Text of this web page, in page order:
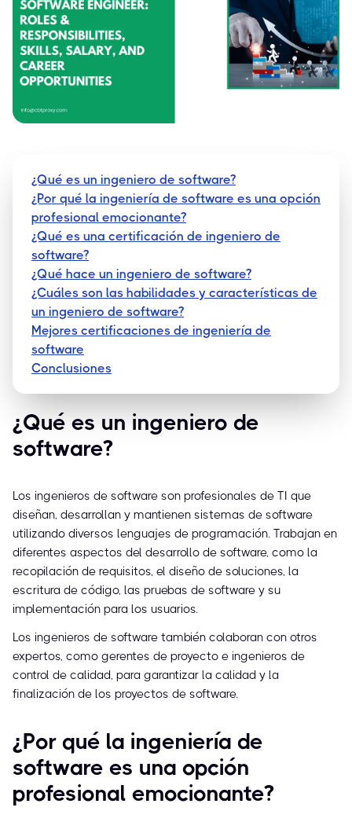
¿Qué es un ingeniero de software?
¿Por qué la ingeniería de software es una opción
profesional emocionante?
¿Qué es una certificación de ingeniero de
software?
¿Qué hace un ingeniero de software?
¿Cuáles son las habilidades y características de
un ingeniero de software?
Mejores certificaciones de ingeniería de
software
Conclusiones
¿Qué es un ingeniero de
software?
Los ingenieros de software son profesionales de TI que
diseñan, desarrollan y mantienen sistemas de software
utilizando diversos lenguajes de programación. Trabajan en
diferentes aspectos del desarrollo de software, como la
recopilación de requisitos, el diseño de soluciones, la
escritura de código, las pruebas de software y su
implementación para los usuarios.
Los ingenieros de software también colaboran con otros
expertos, como gerentes de proyecto e ingenieros de
control de calidad, para garantizar la calidad y la
finalización de los proyectos de software.
¿Por qué la ingeniería de
software es una opción
profesional emocionante?